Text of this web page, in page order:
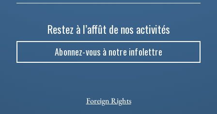
Restez à l’affût de nos activités
Abonnez-vous à notre infolettre
Foreign Rights